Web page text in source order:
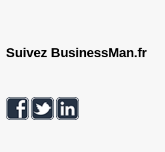
Suivez BusinessMan.fr